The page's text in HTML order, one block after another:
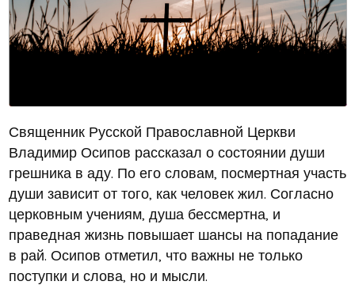
Священник Русской Православной Церкви
Владимир Осипов рассказал о состоянии души
грешника в аду. По его словам, посмертная участь
души зависит от того, как человек жил. Согласно
церковным учениям, душа бессмертна, и
праведная жизнь повышает шансы на попадание
в рай. Осипов отметил, что важны не только
поступки и слова, но и мысли.